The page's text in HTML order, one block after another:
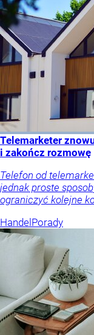
Telemarketer
i zakończ rozmowę
Telefon od
jednak proste
ograniczyć kolejne
Handel Porady